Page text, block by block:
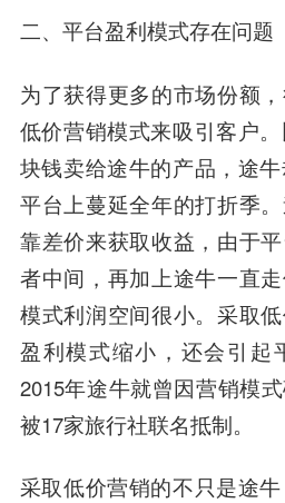
二、平台盈利模式存在问题
为了获得更多的市场份额
低价营销模式来吸引客户
块钱卖给途牛的产品，途
平台上蔓延全年的打折季
靠差价来获取收益，由于
者中间，再加上途牛一直
模式利润空间很小。采取
盈利模式缩小，还会引起
2015年途牛就曾因营销模
被17家旅行社联名抵制。
采取低价营销的不只是途